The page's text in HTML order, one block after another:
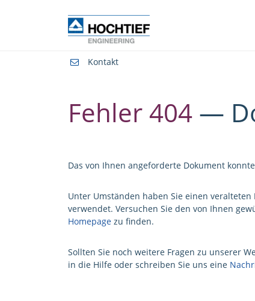
Kontakt
Fehler 404 —
Das von Ihnen angeforderte Dokument
Unter Umständen haben Sie einen
verwendet. Versuchen Sie den von Ihnen
Homepagezu finden.
Sollten Sie noch weitere Fragen zu unserer
in die Hilfe oder schreiben Sie uns eine